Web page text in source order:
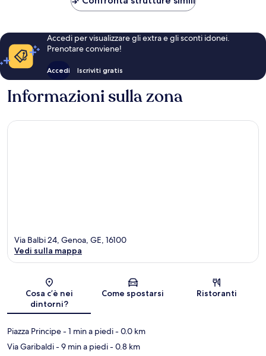
Accedi per visualizzare gli extra e gli sconti idonei.
Prenotare conviene!
Accedi Iscriviti gratis
Informazioni sulla zona
Mappa
Via Balbi 24, Genoa, GE, 16100
Vedi sulla mappa
Cosa c’è nei
dintorni?
Come spostarsi Ristoranti
Piazza Principe- 1 min a piedi- 0.0 km
Via Garibaldi- 9 min a piedi- 0.8 km